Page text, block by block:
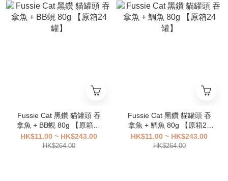
Fussie Cat 黑鑽 貓罐頭 吞
拿魚 + BB蜆 80g 【原箱24
罐】
HK$11.00 ~ HK$243.00
HK$264.00
Fussie Cat 黑鑽 貓罐頭 吞
拿魚 + 鯛魚 80g 【原箱24
罐】
HK$11.00 ~ HK$243.00
HK$264.00